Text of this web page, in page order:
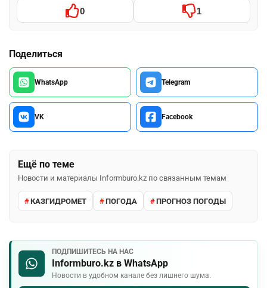
0 1
Поделиться
WhatsApp Telegram
VK Facebook
Ещё по теме
Новости и материалы Informburo.kz по связанным темам
КАЗГИДРОМЕТ ПОГОДА ПРОГНОЗ ПОГОДЫ
ПОДПИШИТЕСЬ НА НАС
Informburo.kz в WhatsApp
Новости в удобном канале без лишнего шума.